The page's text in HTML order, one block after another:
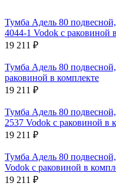
Тумба Адель 80
4044-1 Vodok с раковиной
19 211 ₽
Тумба Адель 80
раковиной в комплекте
19 211 ₽
Тумба Адель 80
2537 Vodok с раковиной в
19 211 ₽
Тумба Адель 80
Vodok с раковиной в
19 211 ₽